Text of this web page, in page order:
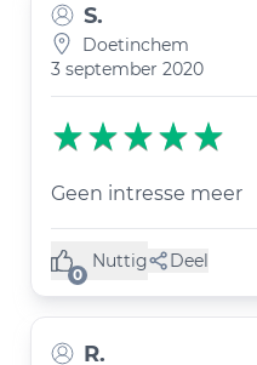
S.
Doetinchem
3 september 2020
Geen intresse meer
0
Nuttig
(0 like) Deel
R.